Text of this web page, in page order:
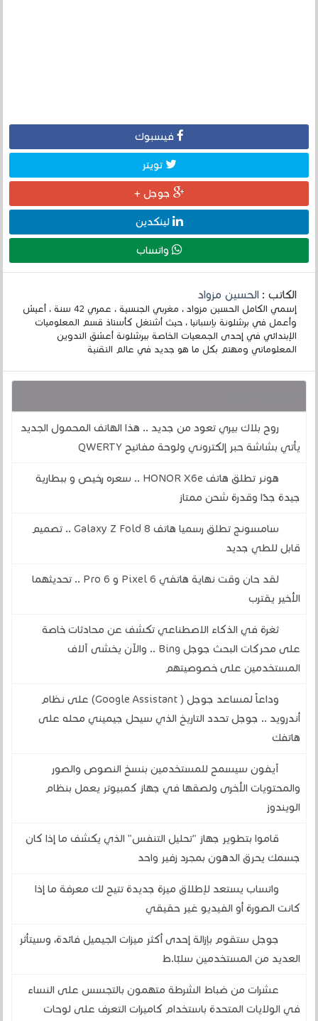
فيسبوك
تويتر
جوجل +
لينكدين
واتساب
الكاتب :الحسين مزواد
إسمي الكامل الحسين مزواد ، مغربي الجنسية ، عمري 42 سنة ، أعيش
وأعمل في برشلونة بإسبانيا ، حيث أشتغل كأستاذ قسم المعلوميات
الإبتدائي في إحدى الجمعيات الخاصة ببرشلونة أعشق التدوين
المعلوماتي ومهتم بكل ما هو جديد في عالم التقنية
روح بلاك بيري تعود من جديد .. هذا الهاتف المحمول الجديد
يأتي بشاشة حبر إلكتروني ولوحة مفاتيح QWERTY
هونر تطلق هاتف HONOR X6e .. سعره رخيص و ببطارية
جيدة جدًا وقدرة شحن ممتاز
سامسونج تطلق رسميا هاتف Galaxy Z Fold 8 .. تصميم
قابل للطي جديد
لقد حان وقت نهاية هاتفي Pixel 6 و 6 Pro .. تحديثهما
الأخير يقترب
ثغرة في الذكاء الاصطناعي تكشف عن محادثات خاصة
على محركات البحث جوجل Bing .. والآن يخشى آلاف
المستخدمين على خصوصيتهم
وداعاً لمساعد جوجل ( Google Assistant) على نظام
أندرويد .. جوجل تحدد التاريخ الذي سيحل جيميني محله على
هاتفك
آيفون سيسمح للمستخدمين بنسخ النصوص والصور
والمحتويات الأخرى ولصقها في جهاز كمبيوتر يعمل بنظام
الويندوز
قاموا بتطوير جهاز "تحليل التنفس" الذي يكشف ما إذا كان
جسمك يحرق الدهون بمجرد زفير واحد
واتساب يستعد لإطلاق ميزة جديدة تتيح لك معرفة ما إذا
كانت الصورة أو الفيديو غير حقيقي
جوجل ستقوم بإزالة إحدى أكثر ميزات الجيميل فائدة، وسيتأثر
العديد من المستخدمين سلبًا.ط
عشرات من ضباط الشرطة متهمون بالتجسس على النساء
في الولايات المتحدة باستخدام كاميرات التعرف على لوحات